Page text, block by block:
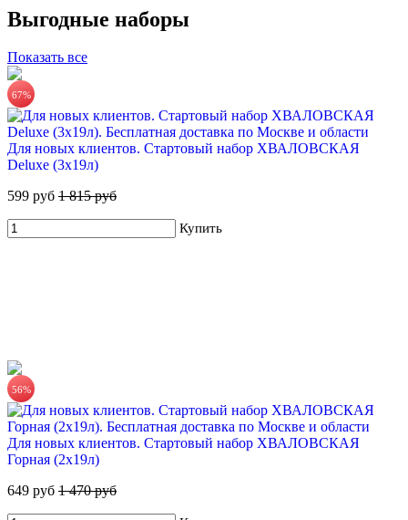
670 руб.
Выгодные наборы
Показать все
67%
Для новых клиентов. Стартовый набор ХВАЛОВСКАЯ
Deluxe (3х19л)
599 руб 1 815 руб
Купить
56%
Для новых клиентов. Стартовый набор ХВАЛОВСКАЯ
Горная (2х19л)
649 руб 1 470 руб